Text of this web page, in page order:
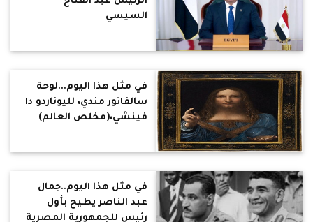
السيسي
في مثل هذا اليوم...لوحة
سالفاتور مندي، لليوناردو دا
فينشي،(مخلص العالم)
في مثل هذا اليوم..جمال
عبد الناصر يطيح بأول
رئيس للجمهورية المصرية